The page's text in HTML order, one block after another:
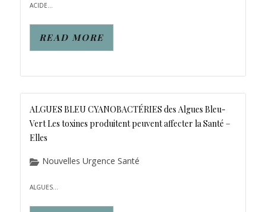
ACIDE...
READ MORE
ALGUES BLEU CYANOBACTÉRIES des Algues Bleu-
Vert Les toxines produitent peuvent affecter la Santé –
Elles
Nouvelles Urgence Santé
ALGUES...